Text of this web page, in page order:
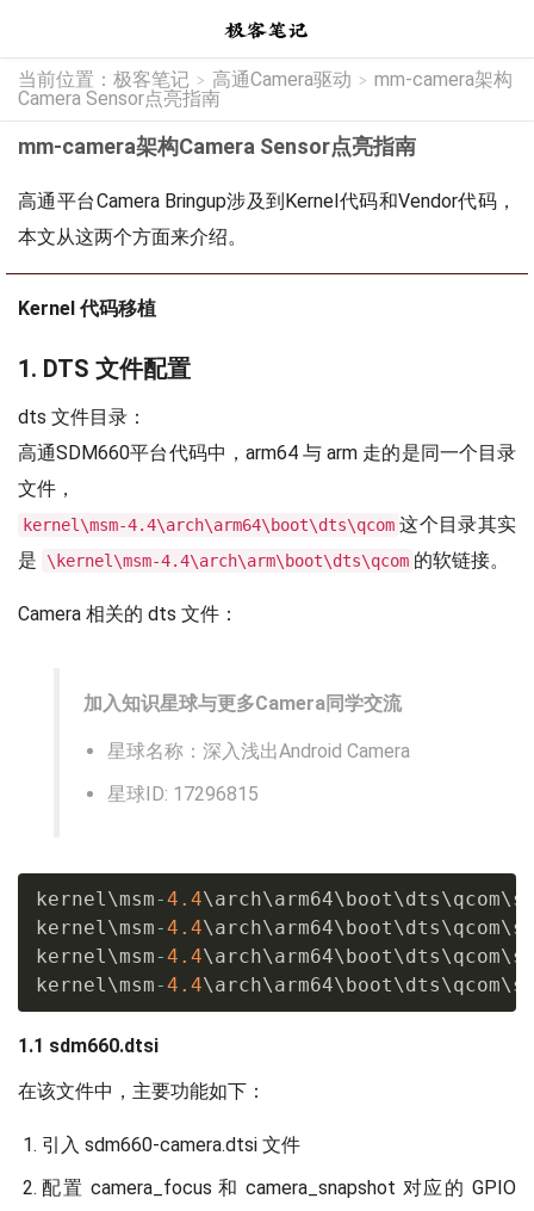
当前位置： 极客笔记 > 高通Camera驱动 > mm-camera架构
Camera Sensor点亮指南
mm-camera架构Camera Sensor点亮指南
高通平台Camera Bringup涉及到Kernel代码和Vendor代码，
本文从这两个方面来介绍。
Kernel 代码移植
1. DTS 文件配置
dts 文件目录：
高通SDM660平台代码中，arm64 与 arm 走的是同一个目录
文件，
kernel\msm-4.4\arch\arm64\boot\dts\qcom 这个目录其实
是
\kernel\msm-4.4\arch\arm\boot\dts\qcom 的软链接。
Camera 相关的 dts 文件：
加入知识星球与更多Camera同学交流
星球名称：深入浅出Android Camera
星球ID: 17296815
kernel\msm-4.4
kernel\msm-4.4
kernel\msm-4.4
kernel\msm-4.4
1.1 sdm660.dtsi
在该文件中，主要功能如下：
引入 sdm660-camera.dtsi 文件
配置 camera_focus 和 camera_snapshot 对应的 GPIO